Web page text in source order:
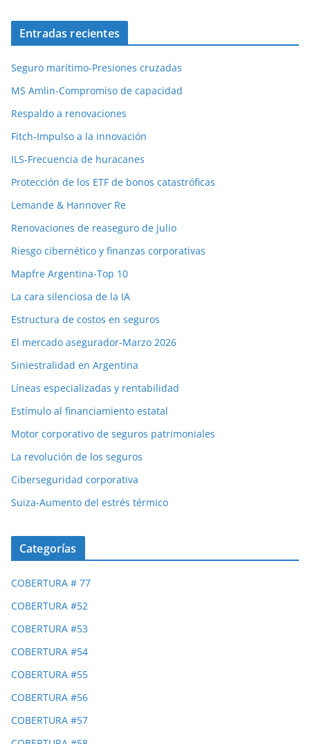
Entradas recientes
Seguro marítimo-Presiones cruzadas
MS Amlin-Compromiso de capacidad
Respaldo a renovaciones
Fitch-Impulso a la innovación
ILS-Frecuencia de huracanes
Protección de los ETF de bonos catastróficas
Lemande & Hannover Re
Renovaciones de reaseguro de julio
Riesgo cibernético y finanzas corporativas
Mapfre Argentina-Top 10
La cara silenciosa de la IA
Estructura de costos en seguros
El mercado asegurador-Marzo 2026
Siniestralidad en Argentina
Líneas especializadas y rentabilidad
Estímulo al financiamiento estatal
Motor corporativo de seguros patrimoniales
La revolución de los seguros
Ciberseguridad corporativa
Suiza-Aumento del estrés térmico
Categorías
COBERTURA # 77
COBERTURA #52
COBERTURA #53
COBERTURA #54
COBERTURA #55
COBERTURA #56
COBERTURA #57